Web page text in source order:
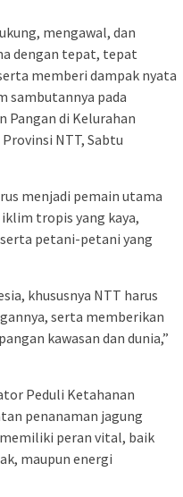
mengawal, dan
dengan tepat, tepat
memberi dampak nyata
sambutannya pada
Pangan di Kelurahan
NTT, Sabtu
menjadi pemain utama
tropis yang kaya,
petani-petani yang
khususnya NTT harus
serta memberikan
kawasan dan dunia,”
Peduli Ketahanan
penanaman jagung
peran vital, baik
maupun energi